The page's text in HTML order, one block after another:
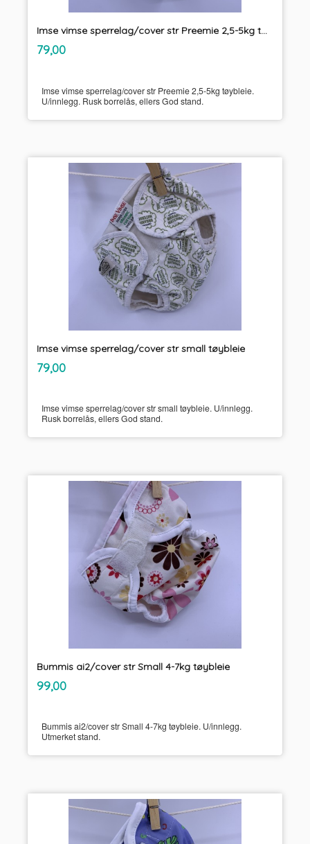
Imse vimse sperrelag/cover str Preemie 2,5-5kg tøybleie
Pris
79,00mva.
Imse vimse sperrelag/cover str Preemie 2,5-5kg tøybleie.
U/innlegg. Rusk borrelås, ellers God stand.
Imse vimse sperrelag/cover str small tøybleie
Pris
79,00mva.
Imse vimse sperrelag/cover str small tøybleie. U/innlegg.
Rusk borrelås, ellers God stand.
Bummis ai2/cover str Small 4-7kg tøybleie
Pris
99,00mva.
Bummis ai2/cover str Small 4-7kg tøybleie. U/innlegg.
Utmerket stand.